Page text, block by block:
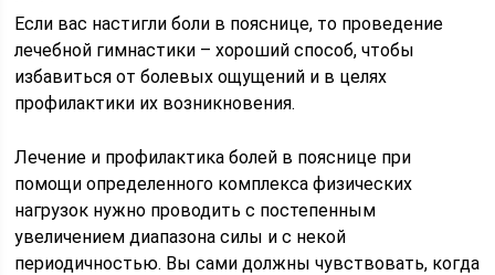
Если вас настигли боли в пояснице, то проведение
лечебной гимнастики – хороший способ, чтобы
избавиться от болевых ощущений и в целях
профилактики их возникновения.
Лечение и профилактика болей в пояснице при
помощи определенного комплекса физических
нагрузок нужно проводить с постепенным
увеличением диапазона силы и с некой
периодичностью. Вы сами должны чувствовать, когда